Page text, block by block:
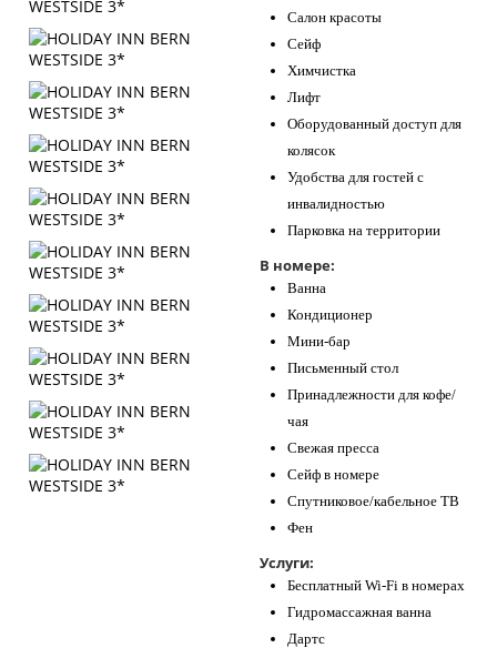
Салон красоты
Сейф
Химчистка
Лифт
Оборудованный доступ для
колясок
Удобства для гостей с
инвалидностью
Парковка на территории
В номере:
Ванна
Кондиционер
Мини-бар
Письменный стол
Принадлежности для кофе/
чая
Свежая пресса
Сейф в номере
Спутниковое/кабельное ТВ
Фен
Услуги:
Бесплатный Wi-Fi в номерах
Гидромассажная ванна
Дартс